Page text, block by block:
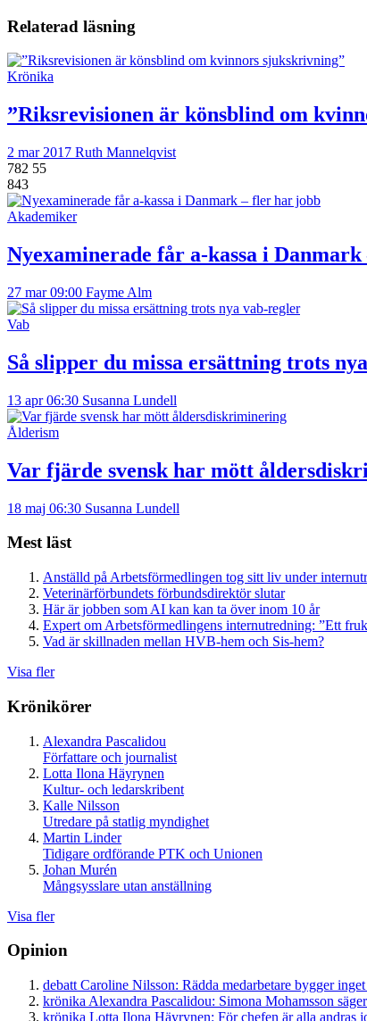
Relaterad läsning
Krönika
”Riksrevisionen är könsblind om
2 mar 2017 Ruth Mannelqvist
782 55
843
Akademiker
Nyexaminerade får a-kassa i
27 mar 09:00 Fayme Alm
Vab
Så slipper du missa ersättning trots
13 apr 06:30 Susanna Lundell
Ålderism
Var fjärde svensk har mött
18 maj 06:30 Susanna Lundell
Mest läst
Anställd på Arbetsförmedlingen tog sitt liv under
Veterinärförbundets förbundsdirektör slutar
Här är jobben som AI kan kan ta över inom 10 år
Expert om Arbetsförmedlingens internutredning: ”Ett
Vad är skillnaden mellan HVB-hem och Sis-hem?
Visa fler
Krönikörer
Alexandra Pascalidou
Författare och journalist
Lotta Ilona Häyrynen
Kultur- och ledarskribent
Kalle Nilsson
Utredare på statlig myndighet
Martin Linder
Tidigare ordförande PTK och Unionen
Johan Murén
Mångsysslare utan anställning
Visa fler
Opinion
debatt Caroline Nilsson: Rädda medarbetare bygger
krönika Alexandra Pascalidou: Simona Mohamsson
krönika Lotta Ilona Häyrynen: För chefen är alla andras